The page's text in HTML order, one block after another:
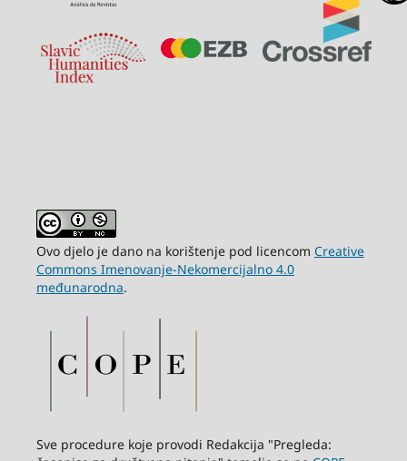
Ovo djelo je dano na korištenje pod licencom Creative
Commons Imenovanje-Nekomercijalno 4.0
međunarodna.
Sve procedure koje provodi Redakcija "Pregleda: